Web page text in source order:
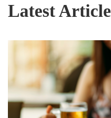
Latest Article